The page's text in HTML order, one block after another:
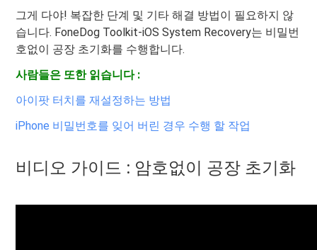
그게 다야! 복잡한 단계 및 기타 해결 방법이 필요하지 않
습니다. FoneDog Toolkit-iOS System Recovery는 비밀번
호없이 공장 초기화를 수행합니다.
사람들은 또한 읽습니다 :
아이팟 터치를 재설정하는 방법
iPhone 비밀번호를 잊어 버린 경우 수행 할 작업
비디오 가이드 : 암호없이 공장 초기화